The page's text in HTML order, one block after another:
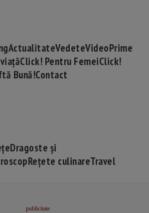
ActualitateVedeteVideoPrime
Click! Pentru FemeiClick!
Bună!Contact
Dragoste și
Rețete culinareTravel